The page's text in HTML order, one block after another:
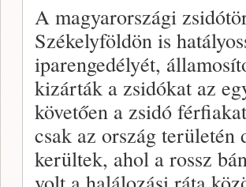
A magyarországi
Székelyföldön is
iparengedélyét,
kizárták a zsidókat az
követően a zsidó
csak az ország
kerültek, ahol a rossz